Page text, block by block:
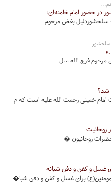
در حضور امام خامنه‌ای:
سلحشوردلیل بغض مرحوم
سلحشور
مرحوم فرج الله سل
شد؟
امام خمینی رحمت الله علیه است که م
روحانیت
روحانیون �
و کفن و دفن شبانه
برای غسل و کفن و دفن شبا�